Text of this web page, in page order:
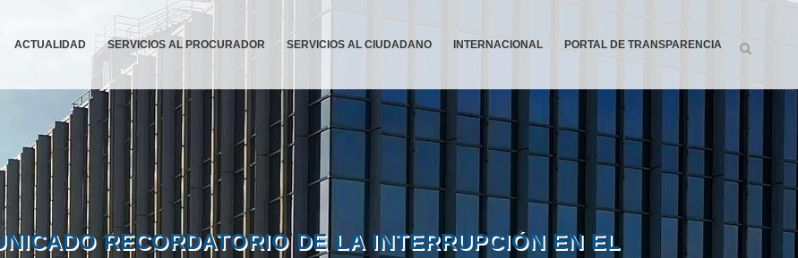
ACTUALIDAD SERVICIOS AL PROCURADOR SERVICIOS AL CIUDADANO INTERNACIONAL PORTAL DE TRANSPARENCIA
RECORDATORIO DE LA INTERRUPCIÓN EN EL